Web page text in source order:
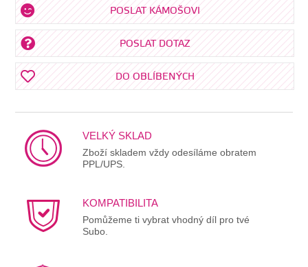
POSLAT KÁMOŠOVI
POSLAT DOTAZ
DO OBLÍBENÝCH
VELKÝ SKLAD
Zboží skladem vždy odesíláme obratem
PPL/UPS.
KOMPATIBILITA
Pomůžeme ti vybrat vhodný díl pro tvé
Subo.